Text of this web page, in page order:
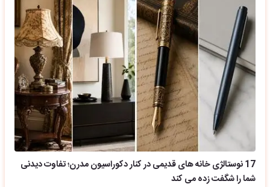
17 نوستالژی خانه های قدیمی در کنار دکوراسیون مدرن؛ تفاوت دیدنی
شما را شگفت زده می کند